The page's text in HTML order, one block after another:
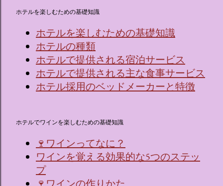
ホテルを楽しむための基礎知識
ホテルを楽しむための基礎知識
ホテルの種類
ホテルで提供される宿泊サービス
ホテルで提供される主な食事サービス
ホテル採用のベッドメーカーと特徴
ホテルでワインを楽しむための基礎知識
🍷ワインってなに？
ワインを覚える効果的な5つのステッ
プ